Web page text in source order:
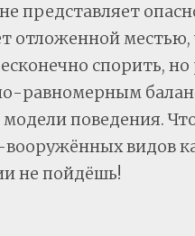
представляет
отложенной
спорить, но
равномерным
поведения.
видов
не пойдёшь!